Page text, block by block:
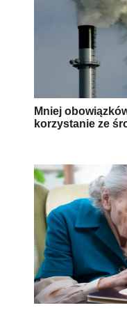
Mniej
korzystanie ze